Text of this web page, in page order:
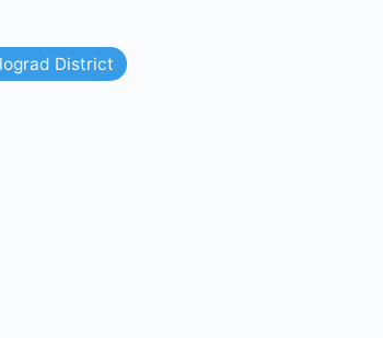
District